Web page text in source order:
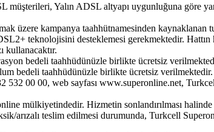
müşterileri, Yalın ADSL altyapı uygunluğuna göre
üzere kampanya taahhütnamesinden kaynaklanan
teknolojisini desteklemesi gerekmektedir.
kullanacaktır.
bedeli taahhüdünüzle birlikte ücretsiz
bedeli taahhüdünüzle birlikte ücretsiz
532 00 00, web sayfası www.superonline.net,
mülkiyetindedir. Hizmetin sonlandırılması
arızalı teslim edilmesi durumunda, Turkcell